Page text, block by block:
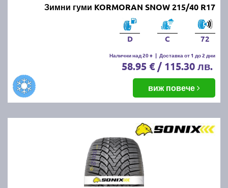
Зимни гуми KORMORAN SNOW 215/40 R17
D C 72
Налични над 20 + | Доставка от 1 до 2 дни
58.95 € / 115.30 лв.
виж повече